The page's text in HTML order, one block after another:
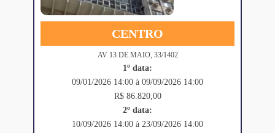
CENTRO
AV 13 DE MAIO, 33/1402
1º data:
09/01/2026 14:00 à 09/09/2026 14:00
R$ 86.820,00
2º data:
10/09/2026 14:00 à 23/09/2026 14:00